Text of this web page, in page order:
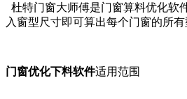
杜特门窗大师傅是门窗算料优化软
入窗型尺寸即可算出每个门窗的所
门窗优化下料软件适用范围